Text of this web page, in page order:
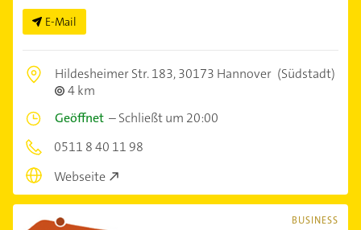
E-Mail
Hildesheimer Str. 183,30173 Hannover (Südstadt)
4 km
Geöffnet –Schließt um 20:00
0511 8 40 11 98
Webseite
BUSINESS